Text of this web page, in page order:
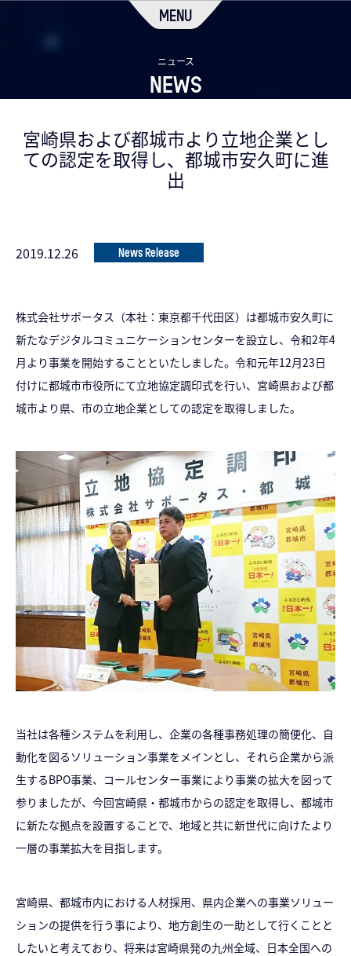
MENU
ニュース
NEWS
宮崎県および都城市より立地企業とし
ての認定を取得し、都城市安久町に進
出
2019.12.26 News Release
株式会社サポータス（本社：東京都千代田区）は都城市安久町に
新たなデジタルコミュニケーションセンターを設立し、令和2年4
月より事業を開始することといたしました。令和元年12月23日
付けに都城市市役所にて立地協定調印式を行い、宮崎県および都
城市より県、市の立地企業としての認定を取得しました。
当社は各種システムを利用し、企業の各種事務処理の簡便化、自
動化を図るソリューション事業をメインとし、それら企業から派
生するBPO事業、コールセンター事業により事業の拡大を図って
参りましたが、今回宮崎県・都城市からの認定を取得し、都城市
に新たな拠点を設置することで、地域と共に新世代に向けたより
一層の事業拡大を目指します。
宮崎県、都城市内における人材採用、県内企業への事業ソリュー
ションの提供を行う事により、地方創生の一助として行くことと
したいと考えており、将来は宮崎県発の九州全域、日本全国への